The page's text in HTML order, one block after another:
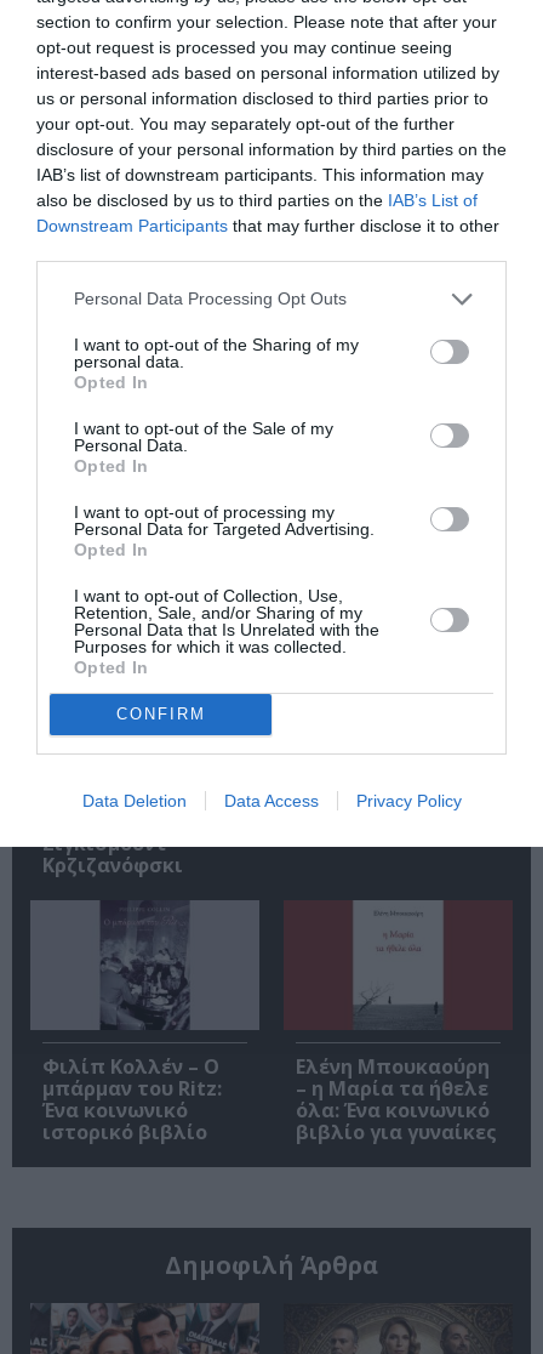
section to confirm your selection. Please note that after your
opt-out request is processed you may continue seeing
interest-based ads based on personal information utilized by
us or personal information disclosed to third parties prior to
your opt-out. You may separately opt-out of the further
disclosure of your personal information by third parties on the
IAB’s list of downstream participants. This information may
also be disclosed by us to third parties on the IAB’s List of
Downstream Participants that may further disclose it to other
Personal Data Processing Opt Outs
I want to opt-out of the Sharing of my
personal data.
Opted In
I want to opt-out of the Sale of my
Personal Data.
Opted In
I want to opt-out of processing my
Personal Data for Targeted Advertising.
Opted In
I want to opt-out of Collection, Use,
Retention, Sale, and/or Sharing of my
Personal Data that Is Unrelated with the
Purposes for which it was collected.
Opted In
CONFIRM
Data Deletion Data Access Privacy Policy
Tags
ΔΟΚΙΜΙΑ - ΜΕΛΕΤΕΣ
ΕΚΔΟΣΕΙΣ ΠΑΤΑΚΗ
ΝΤΕΙΒΙΝΤ ΜΑΜΕΤ
Newsletter
Κάθε βδομάδα στο e-mail σας τα τελευταία νέα για
Αυτοβιογραφία
συλλογή
Σιγκισμούντ
Κρζιζανόφσκι
Αντόνιο Πόρτσια –
ως εσωτερικός
Φιλίπ Κολλέν – Ο
μπάρμαν του Ritz:
Ένα κοινωνικό
ιστορικό βιβλίο
Ελένη Μπουκαούρη
– η Μαρία τα ήθελε
όλα: Ένα κοινωνικό
βιβλίο για γυναίκες
Δημοφιλή Άρθρα